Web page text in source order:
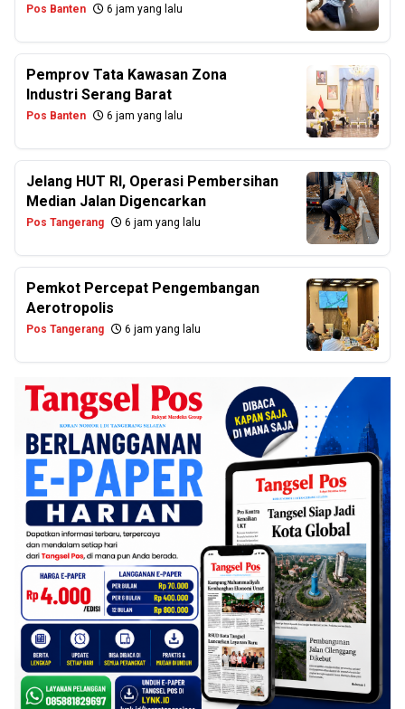
Pos Banten 6 jam yang lalu
Pemprov Tata Kawasan Zona
Industri Serang Barat
Pos Banten 6 jam yang lalu
Jelang HUT RI, Operasi Pembersihan
Median Jalan Digencarkan
Pos Tangerang 6 jam yang lalu
Pemkot Percepat Pengembangan
Aerotropolis
Pos Tangerang 6 jam yang lalu